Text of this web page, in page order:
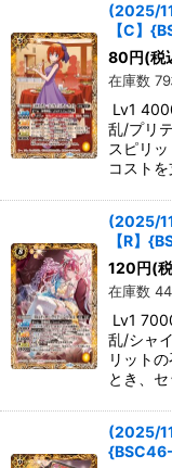
(2025/
【C】
80 円(税
在庫数
Lv1
乱/プリ
スピリ
コスト
(2025/
【R】
120 円(
在庫数
Lv1
乱/シャ
リット
とき、
(2025/